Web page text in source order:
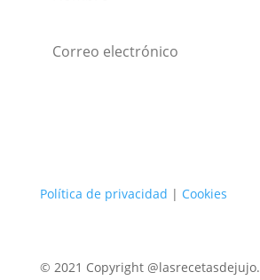
Política de privacidad | Cookies
© 2021 Copyright @lasrecetasdejujo.